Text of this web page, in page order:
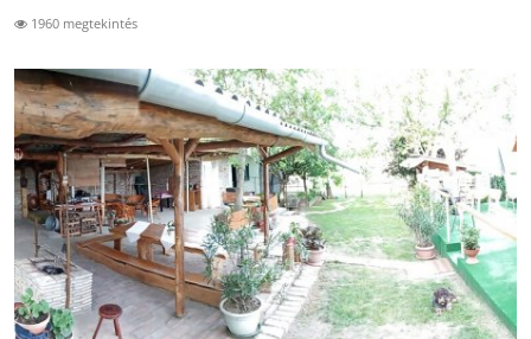
1960 megtekintés